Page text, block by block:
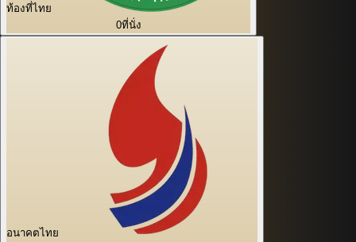
ท้องที่ไทย
0ที่นั่ง
อนาคตไทย